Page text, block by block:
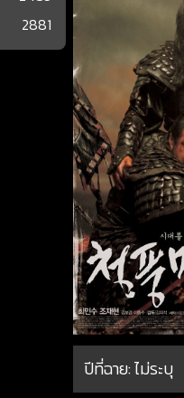
ปีที่ฉาย:ไม่ระบุ
2881